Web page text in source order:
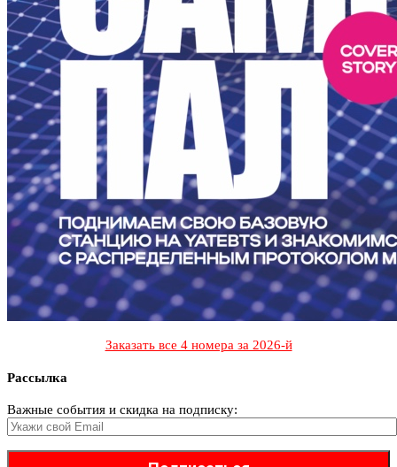
Заказать все 4 номера за 2026-й
Рассылка
Важные события и скидка на подписку: